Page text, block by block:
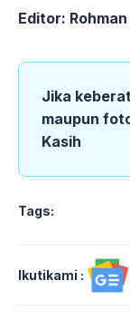
Editor: Rohman
Jika
maupun
Kasih
Tags:
Ikutikami :